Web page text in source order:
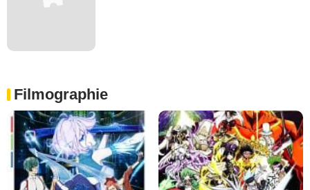
Filmographie